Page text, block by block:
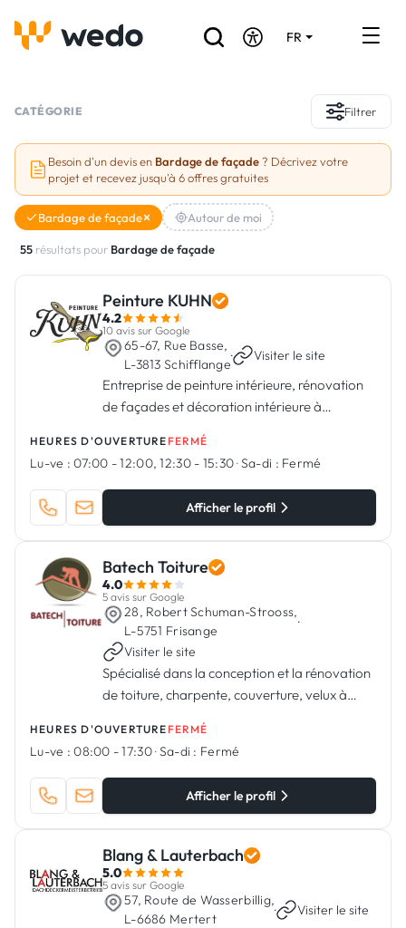
FR
Réalisations
Aides et subventions
Vous êtes un Artisan ?
CATÉGORIE Filtrer
Besoin d'un devis en Bardage de façade ? Décrivez votre
projet et recevez jusqu'à 6 offres gratuites
Bardage de façade Autour de moi
55 résultats pour Bardage de façade
Peinture KUHN
4.2
10 avis sur Google
65-67, Rue Basse,
L-3813 Schifflange
· Visiter le site
Entreprise de peinture intérieure, rénovation
de façades et décoration intérieure à
HEURES D'OUVERTURE FERMÉ
Lu-ve : 07:00 - 12:00, 12:30 - 15:30·Sa-di : Fermé
Afficher le profil
Batech Toiture
4.0
5 avis sur Google
28, Robert Schuman-Strooss,
L-5751 Frisange
·
Visiter le site
Spécialisé dans la conception et la rénovation
de toiture, charpente, couverture, velux à
HEURES D'OUVERTURE FERMÉ
Lu-ve : 08:00 - 17:30·Sa-di : Fermé
Afficher le profil
Blang & Lauterbach
5.0
5 avis sur Google
57, Route de Wasserbillig,
L-6686 Mertert
· Visiter le site